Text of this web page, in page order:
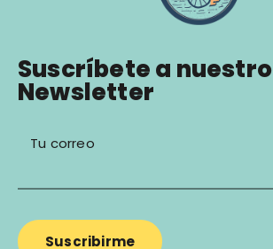
Suscríbete a nuestro
Newsletter
Tu correo
Suscribirme